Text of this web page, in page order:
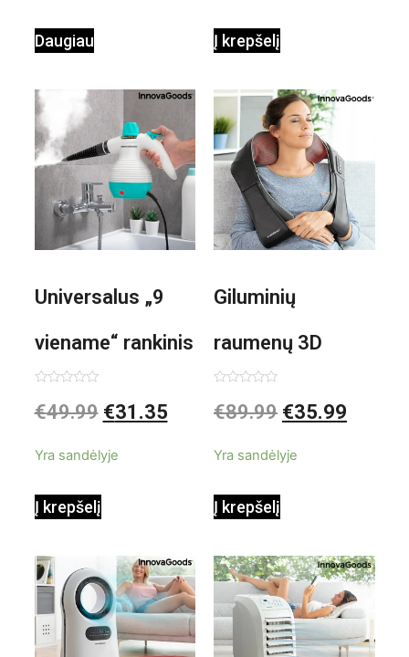
Daugiau Į krepšelį
Universalus „9
viename“ rankinis
garintuvas su
0,35 L 3 Bar
1000W
0
iš
€49.99 €31.35
Yra sandėlyje
Į krepšelį
Giluminių
raumenų 3D
elektrinis
Shiatsu
0
iš
€89.99 €35.99
Yra sandėlyje
Į krepšelį